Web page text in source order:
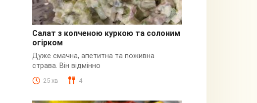
З куркою
Салат з копченою куркою та солоним
огірком
Дуже смачна, апетитна та поживна
страва. Він відмінно
25 хв 4